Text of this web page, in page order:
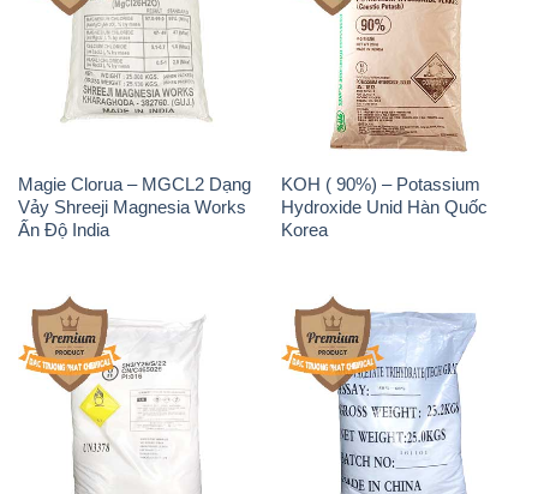
Magie Clorua – MGCL2 Dạng
Vảy Shreeji Magnesia Works
Ấn Độ India
KOH ( 90%) – Potassium
Hydroxide Unid Hàn Quốc
Sodium Percarbonate Dạng
Bột Trung Quốc China
Sodium Acetate – Natri
Acetate Trung Quốc China